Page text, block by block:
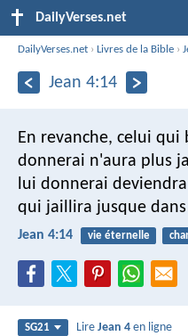
DailyVerses.net
DailyVerses.net ›Livres de la Bible ›
Jean 4:14
En revanche, celui
donnerai n'aura plus
lui donnerai
qui jaillira jusque
Jean 4:14 vie éternelle
SG21 LireJean 4 en ligne